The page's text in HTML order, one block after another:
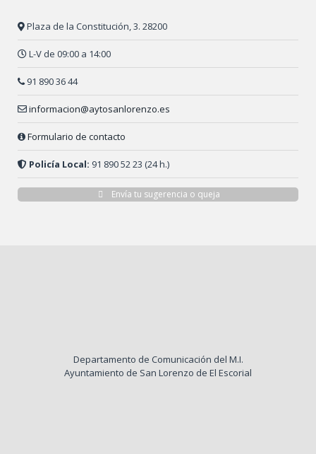
Plaza de la Constitución, 3. 28200
L-V de 09:00 a 14:00
91 890 36 44
informacion@aytosanlorenzo.es
Formulario de contacto
Policía Local: 91 890 52 23 (24 h.)
Envía tu sugerencia o queja
Departamento de Comunicación del M.I.
Ayuntamiento de San Lorenzo de El Escorial